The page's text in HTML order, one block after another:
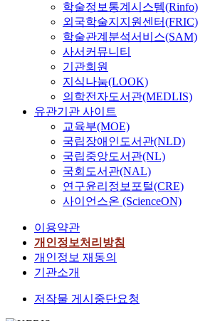
학술정보통계시스템(Rinfo)
외국학술지지원센터(FRIC)
학술관계분석서비스(SAM)
사서커뮤니티
기관회원
지식나눔(LOOK)
의학전자도서관(MEDLIS)
유관기관 사이트
교육부(MOE)
국립장애인도서관(NLD)
국립중앙도서관(NL)
국회도서관(NAL)
연구윤리정보포털(CRE)
사이언스온 (ScienceON)
이용약관
개인정보처리방침
개인정보 재동의
기관소개
저작물 게시중단요청